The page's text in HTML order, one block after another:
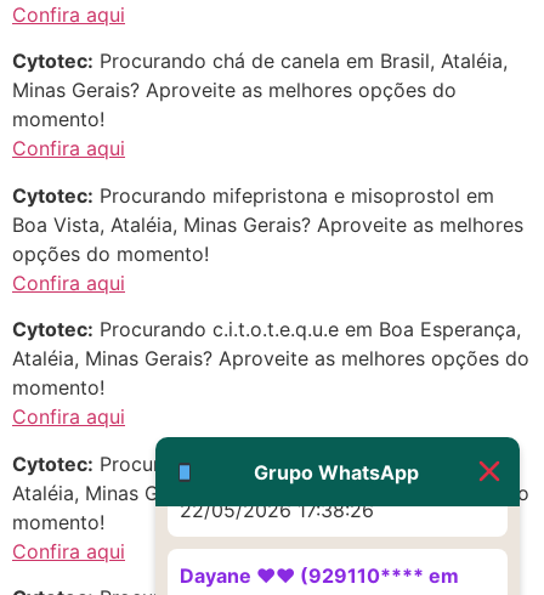
Confira aqui
Cytotec: Procurando chá de canela em Brasil, Ataléia,
Minas Gerais? Aproveite as melhores opções do
momento!
Confira aqui
Cytotec: Procurando mifepristona e misoprostol em
Boa Vista, Ataléia, Minas Gerais? Aproveite as melhores
opções do momento!
Confira aqui
Cytotec: Procurando c.i.t.o.t.e.q.u.e em Boa Esperança,
Ataléia, Minas Gerais? Aproveite as melhores opções do
momento!
Confira aqui
Cytotec: Procurando Como Abortar em Bela Vista,
Ataléia, Minas Gerais? Aproveite as melhores opções do
momento!
Confira aqui
Grupo WhatsApp
http://www.proaborto.com)
Eu acho, não sei
(879121**** em
http://www.proaborto.com)
Deve ser um corrimento normal
22/05/2026 17:19:47
http://www.proaborto.com)
Muito obrigadaaaaa
22/05/2026 17:38:26
Dayane ♥️♥️ (929110**** em